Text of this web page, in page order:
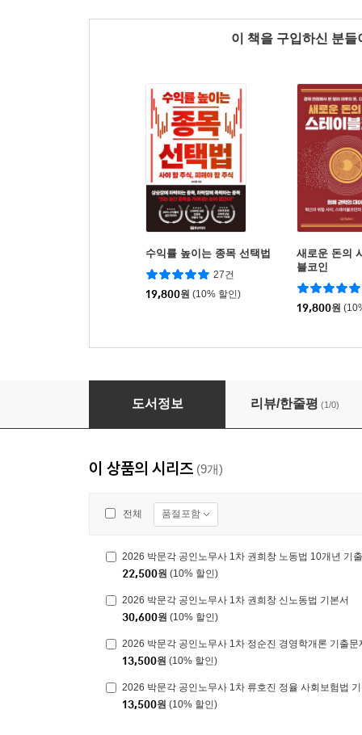
이 책을 구입하신 분
수익률 높이는 종목 선택법
27건
19,800원 (10% 할인)
새로운 돈의
블코인
19,800원
2026 박문각 공인노무사 1차 류호진 정율 사회
도서정보 리뷰/한줄평 (1/0)
이 상품의 시리즈 (9개)
전체 품절포함
2026 박문각 공인노무사 1차 권희창 노동법 10개년 기
22,500원 (10% 할인)
2026 박문각 공인노무사 1차 권희창 신노동법 기본서
30,600원 (10% 할인)
2026 박문각 공인노무사 1차 정순진 경영학개론 기출문
13,500원 (10% 할인)
2026 박문각 공인노무사 1차 류호진 정율 사회보험법
13,500원 (10% 할인)